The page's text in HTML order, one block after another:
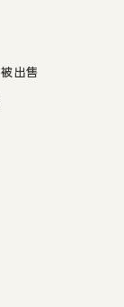
出售